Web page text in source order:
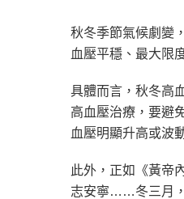
秋冬季節氣候劇變
血壓平穩、最大限
具體而言，秋冬高
高血壓治療，要避
血壓明顯升高或波
此外，正如《黃帝
志安寧……冬三月，